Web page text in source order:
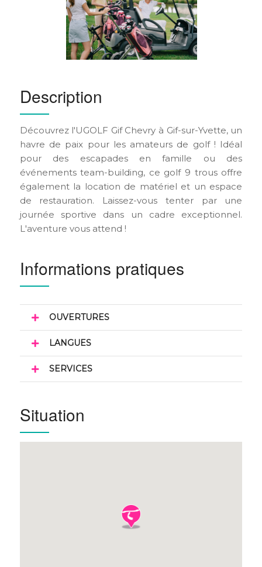
Description
Découvrez l'UGOLF Gif Chevry à Gif-sur-Yvette, un
havre de paix pour les amateurs de golf ! Idéal
pour des escapades en famille ou des
événements team-building, ce golf 9 trous offre
également la location de matériel et un espace
de restauration. Laissez-vous tenter par une
journée sportive dans un cadre exceptionnel.
L'aventure vous attend !
Informations pratiques
OUVERTURES
LANGUES
SERVICES
Situation